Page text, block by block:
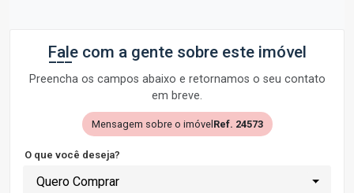
Fale com a gente sobre este imóvel
Preencha os campos abaixo e retornamos o seu contato
em breve.
Mensagem sobre o imóvel Ref. 24573
O que você deseja?
Quero Comprar